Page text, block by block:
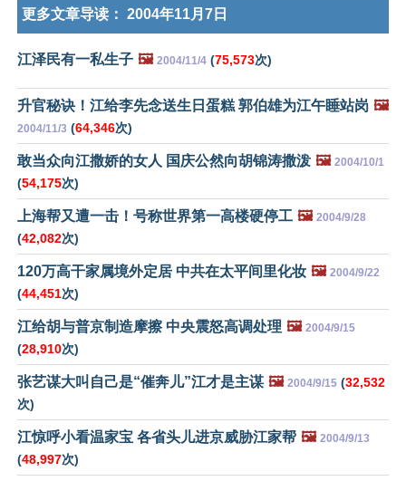
更多文章导读： 2004年11月7日
江泽民有一私生子 🖼️ 2004/11/4 (75,573次)
升官秘诀！江给李先念送生日蛋糕 郭伯雄为江午睡站岗 🖼️
2004/11/3 (64,346次)
敢当众向江撒娇的女人 国庆公然向胡锦涛撒泼 🖼️ 2004/10/1
(54,175次)
上海帮又遭一击！号称世界第一高楼硬停工 🖼️ 2004/9/28
(42,082次)
120万高干家属境外定居 中共在太平间里化妆 🖼️ 2004/9/22
(44,451次)
江给胡与普京制造摩擦 中央震怒高调处理 🖼️ 2004/9/15
(28,910次)
张艺谋大叫自己是“催奔儿”江才是主谋 🖼️ 2004/9/15 (32,532
次)
江惊呼小看温家宝 各省头儿进京威胁江家帮 🖼️ 2004/9/13
(48,997次)